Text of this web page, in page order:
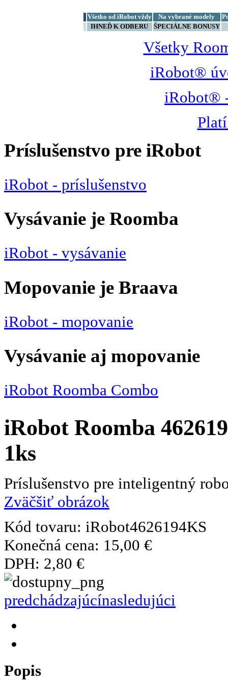
Všetko od iRobot vždy Na vybrané modely
IHNEĎ K ODBERU
ŠPECIÁLNE BONUSY
Všetky
iRobot®
iRobot®
Príslušenstvo pre iRobot
iRobot - príslušenstvo
Vysávanie je Roomba
iRobot - vysávanie
Mopovanie je Braava
iRobot - mopovanie
Vysávanie aj mopovanie
iRobot Roomba Combo
iRobot Roomba
1ks
Príslušenstvo pre inteligentný
Zväčšiť obrázok
Kód tovaru: iRobot4626194KS
Konečná cena: 15,00 €
DPH: 2,80 €
predchádzajúcínasledujúci
Popis